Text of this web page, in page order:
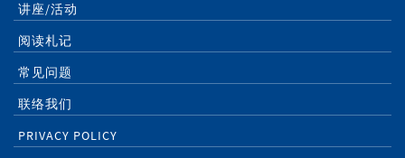
讲座/活动
阅读札记
常见问题
联络我们
PRIVACY POLICY